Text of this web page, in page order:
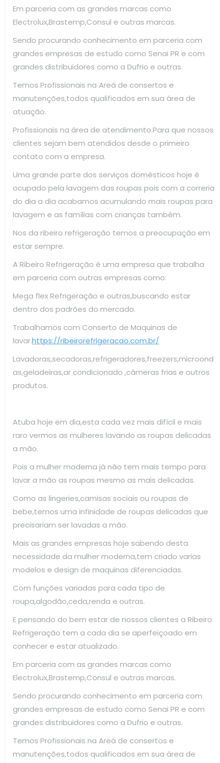
Em parceria com as grandes marcas como
Electrolux,Brastemp,Consul e outras marcas.
Sendo procurando conhecimento em parceria com
grandes empresas de estudo como Senai PR e com
grandes distribuidores como a Dufrio e outras.
Temos Profissionais na Areá de consertos e
manutenções,todos qualificados em sua área de
atuação.
Profissionais na área de atendimento.Para que nossos
clientes sejam bem atendidos desde o primeiro
contato com a empresa.
Uma grande parte dos serviços domésticos hoje é
ocupado pela lavagem das roupas pois com a correria
do dia a dia acabamos acumulando mais roupas para
lavagem e as famílias com crianças também.
Nos da ribeiro refrigeração temos a preocupação em
estar sempre.
A Ribeiro Refrigeração é uma empresa que trabalha
em parceria com outras empresas como:
Mega flex Refrigeração e outras,buscando estar
dentro dos padrões do mercado.
Trabalhamos com Conserto de Maquinas de
lavar.https://ribeirorefrigeracao.com.br/
Lavadoras,secadoras,refrigeradores,freezers,microond
as,geladeiras,ar condicionado ,câmeras frias e outros
produtos.
Atuba hoje em dia,esta cada vez mais difícil e mais
raro vermos as mulheres lavando as roupas delicadas
a mão.
Pois a mulher moderna já não tem mais tempo para
lavar a mão as roupas mesmo as mais delicadas.
Como as lingeries,camisas sociais ou roupas de
bebe,temos uma infinidade de roupas delicadas que
precisariam ser lavadas a mão.
Mais as grandes empresas hoje sabendo desta
necessidade da mulher moderna,tem criado varias
modelos e design de maquinas diferenciadas.
Com funções variadas para cada tipo de
roupa,algodão,ceda,renda e outras.
E pensando do bem estar de nossos clientes a Ribeiro
Refrigeração tem a cada dia se aperfeiçoado em
conhecer e estar atualizado.
Em parceria com as grandes marcas como
Electrolux,Brastemp,Consul e outras marcas.
Sendo procurando conhecimento em parceria com
grandes empresas de estudo como Senai PR e com
grandes distribuidores como a Dufrio e outras.
Temos Profissionais na Areá de consertos e
manutenções,todos qualificados em sua área de